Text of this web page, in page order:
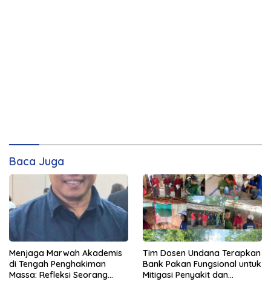
Baca Juga
Menjaga Marwah Akademis
di Tengah Penghakiman
Massa: Refleksi Seorang
Tim Dosen Undana Terapkan
Bank Pakan Fungsional untuk
Mitigasi Penyakit dan